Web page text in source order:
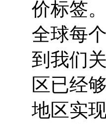
价标签
全球每
到我们
区已经
地区实